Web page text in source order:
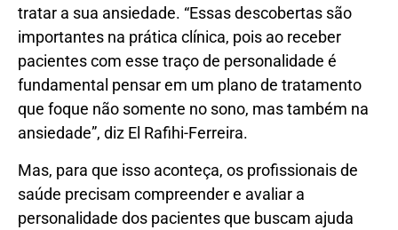
tratar a sua ansiedade. “Essas descobertas são
importantes na prática clínica, pois ao receber
pacientes com esse traço de personalidade é
fundamental pensar em um plano de tratamento
que foque não somente no sono, mas também na
ansiedade”, diz El Rafihi-Ferreira.
Mas, para que isso aconteça, os profissionais de
saúde precisam compreender e avaliar a
personalidade dos pacientes que buscam ajuda